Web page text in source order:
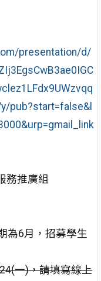
presentation/d/
pub?start=false&l
務推廣組
為6月，招募學生
一)，請填寫線上